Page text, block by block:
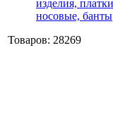
изделия, платки
носовые, банты
Товаров: 28269